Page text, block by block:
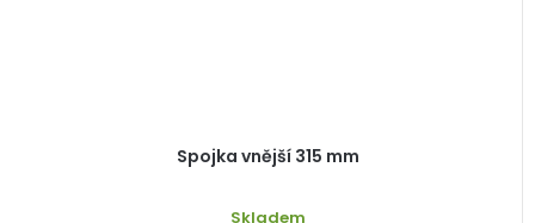
Spojka vnější 315 mm
Skladem